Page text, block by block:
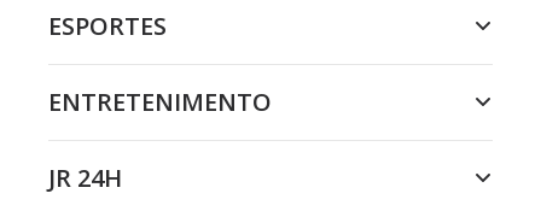
ESPORTES
ENTRETENIMENTO
JR 24H